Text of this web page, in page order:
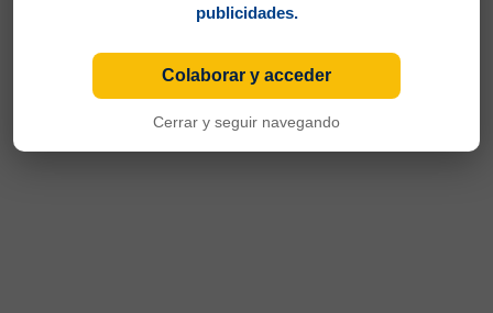
publicidades.
Colaborar y acceder
Cerrar y seguir navegando